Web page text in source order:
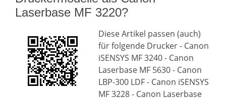
Laserbase MF 3220?
Diese Artikel passen (auch)
für folgende Drucker - Canon
iSENSYS MF 3240 - Canon
Laserbase MF 5630 - Canon
LBP-300 LDF - Canon iSENSYS
MF 3228 - Canon Laserbase